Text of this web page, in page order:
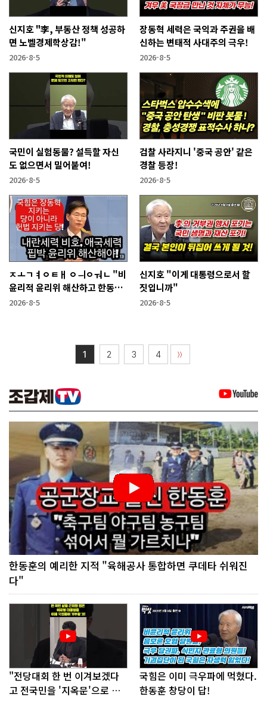
신지호 "李, 부동산 정책 성공하
면 노벨경제학상감!"
2026-8-5
장동혁 세력은 국익과 주권을 배
신하는 변태적 사대주의 극우!
2026-8-5
국민이 실험동물? 설득할 자신
도 없으면서 밀어붙여!
2026-8-5
검찰 사라지니 '중국 공안' 같은
경찰 등장!
2026-8-5
ㅈㅗㄱㅕㅇㅌㅐ ㅇㅢㅇㅝㄴ "비
윤리적 윤리위 해산하고 한동훈
복당 시켜야"
2026-8-5
신지호 "이게 대통령으로서 할
짓입니까"
2026-8-5
1 2 3 4 〉〉
한동훈의 예리한 지적 "육해공사 통합하면 쿠데타 쉬워진
다"
"전당대회 한 번 이겨보겠다
고 전국민을 '지옥문'으로 밀
국힘은 이미 극우파에 먹혔다.
한동훈 창당이 답!